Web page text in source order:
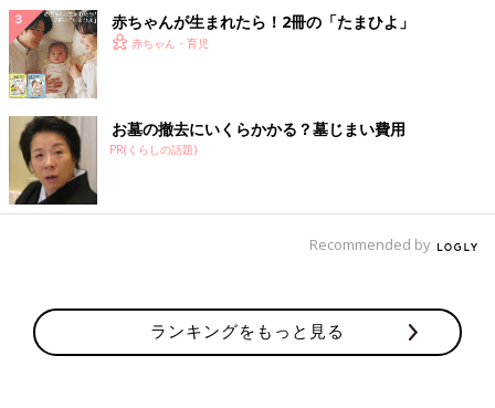
赤ちゃんが生まれたら！2冊の「たまひよ」
赤ちゃん・育児
お墓の撤去にいくらかかる？墓じまい費用
PR(くらしの話題)
Recommended by
ランキングをもっと見る